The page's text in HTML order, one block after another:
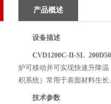
产品概述
设备描述
CVD1200C-II-SL
炉可移动并可实现快速升降
积系统）常用于表面材料生
技术参数